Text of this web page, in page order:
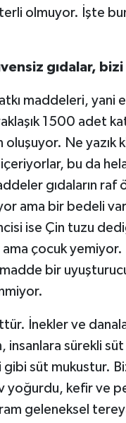
olmuyor. İşte
gıdalar,
maddeleri,
1500 adet
oluşuyor. Ne yazık
bu da
gıdaların
ama bir bedeli
ise Çin tuzu
çocuk
bir
İnekler ve
insanlara sürekli
gibi süt mukustur.
yoğurdu, kefir ve
geleneksel